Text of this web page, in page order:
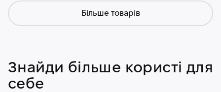
Більше товарів
Знайди більше користі для
себе